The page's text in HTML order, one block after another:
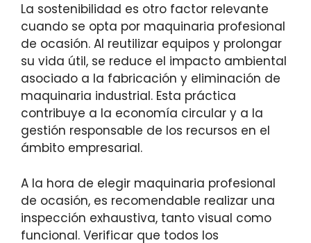
La sostenibilidad es otro factor relevante
cuando se opta por maquinaria profesional
de ocasión. Al reutilizar equipos y prolongar
su vida útil, se reduce el impacto ambiental
asociado a la fabricación y eliminación de
maquinaria industrial. Esta práctica
contribuye a la economía circular y a la
gestión responsable de los recursos en el
ámbito empresarial.
A la hora de elegir maquinaria profesional
de ocasión, es recomendable realizar una
inspección exhaustiva, tanto visual como
funcional. Verificar que todos los